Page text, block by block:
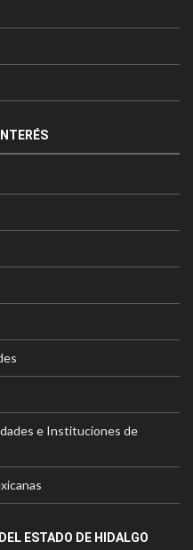
e Instituciones de
ESTADO DE HIDALGO